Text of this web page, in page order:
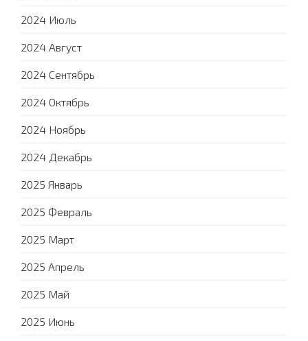
2024 Июль
2024 Август
2024 Сентябрь
2024 Октябрь
2024 Ноябрь
2024 Декабрь
2025 Январь
2025 Февраль
2025 Март
2025 Апрель
2025 Май
2025 Июнь